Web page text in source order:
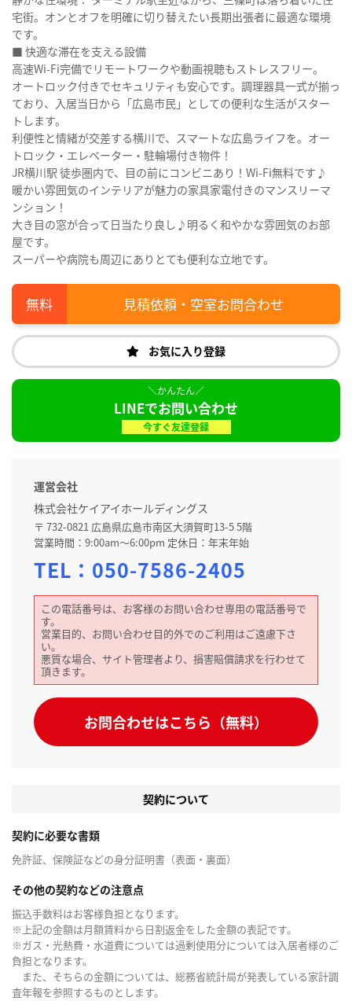
宅街。オンとオフを明確に切り替えたい長期出張者に最適な環境
です。
■ 快適な滞在を支える設備
高速Wi-Fi完備でリモートワークや動画視聴もストレスフリー。
オートロック付きでセキュリティも安心です。調理器具一式が揃っ
ており、入居当日から「広島市民」としての便利な生活がスター
トします。
利便性と情緒が交差する横川で、スマートな広島ライフを。オー
トロック・エレベーター・駐輪場付き物件！
JR横川駅 徒歩圏内で、目の前にコンビニあり！Wi-Fi無料です♪
暖かい雰囲気のインテリアが魅力の家具家電付きのマンスリーマ
ンション！
大き目の窓が合って日当たり良し♪明るく和やかな雰囲気のお部
屋です。
スーパーや病院も周辺にありとても便利な立地です。
見積依頼・空室お問合わせ
お気に入り登録
LINEでお問い合わせ
今すぐ友達登録
運営会社
株式会社ケイアイホールディングス
〒 732-0821 広島県広島市南区大須賀町13-5 5階
営業時間：9:00am～6:00pm 定休日：年末年始
TEL： 050-7586-2405
この電話番号は、お客様のお問い合わせ専用の電話番号で
す。
営業目的、お問い合わせ目的外でのご利用はご遠慮下さ
い。
悪質な場合、サイト管理者より、損害賠償請求を行わせて
頂きます。
お問合わせはこちら（無料）
契約について
契約に必要な書類
免許証、保険証などの身分証明書（表面・裏面）
その他の契約などの注意点
振込手数料はお客様負担となります。
※上記の金額は月額賃料から日割返金をした金額の表記です。
※ガス・光熱費・水道費については過剰使用分については入居者様のご
負担となります。
また、そちらの金額については、総務省統計局が発表している家計調
査年報を参照するものとします。